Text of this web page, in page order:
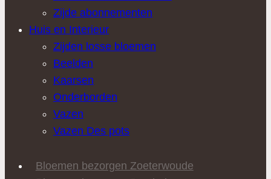
Zijde abonnementen
Huis en Interieur
Zijden losse bloemen
Beelden
Kaarsen
Onderborden
Vazen
Vazen Des pots
Bloemen bezorgen Zoeterwoude